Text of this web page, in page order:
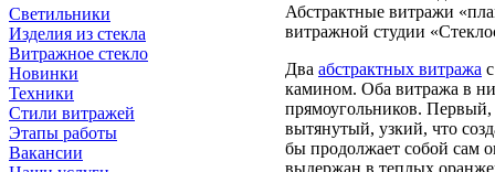
Светильники
Изделия из стекла
Витражное стекло
Новинки
Техники
Стили витражей
Этапы работы
Вакансии
Абстрактные витражи
витражной студии
Два абстрактных витража
камином. Оба витража в
прямоугольников.
вытянутый, узкий, что
бы продолжает собой сам
выдержан в теплых